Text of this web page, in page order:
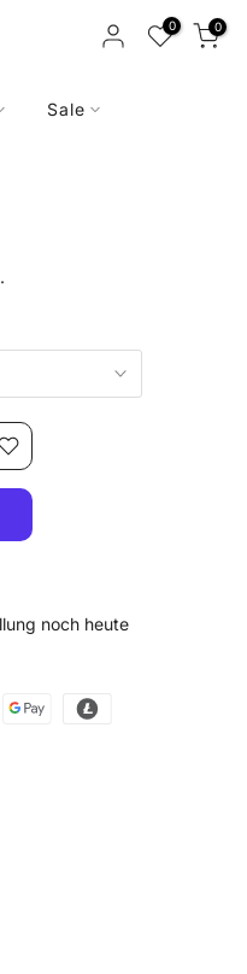
0 0
Sale
noch heute